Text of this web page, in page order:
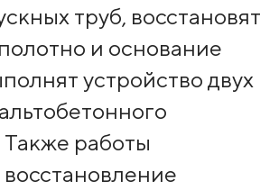
труб, восстановят
и основание
устройство двух
работы